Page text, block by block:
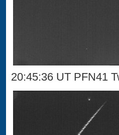
20:45:36 UT PFN41